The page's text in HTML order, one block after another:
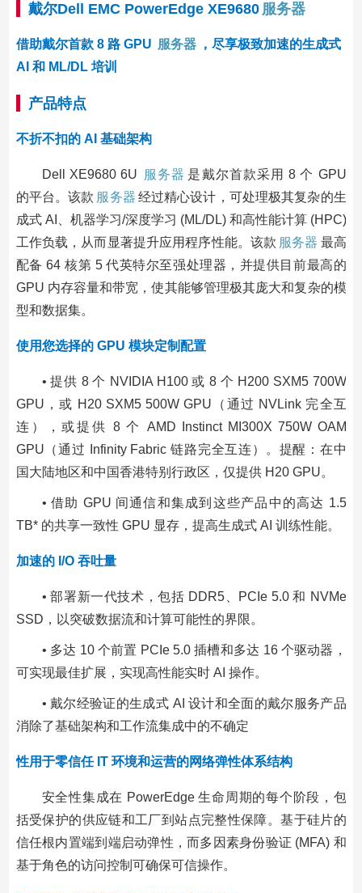
戴尔Dell EMC PowerEdge XE9680 服务器
借助戴尔首款 8 路 GPU 服务器
，尽享极致加速的生成式
AI 和 ML/DL 培训
产品特点
不折不扣的 AI 基础架构
Dell XE9680 6U 服务器 是戴尔首款采用 8 个 GPU
的平台。该款 服务器 经过精心设计，可处理极其复杂的生
成式 AI、机器学习/深度学习 (ML/DL) 和高性能计算 (HPC)
工作负载，从而显著提升应用程序性能。该款 服务器 最高
配备 64 核第 5 代英特尔至强处理器，并提供目前最高的
GPU 内存容量和带宽，使其能够管理极其庞大和复杂的模
型和数据集。
使用您选择的 GPU 模块定制配置
• 提供 8 个 NVIDIA H100 或 8 个 H200 SXM5 700W
GPU，或 H20 SXM5 500W GPU（通过 NVLink 完全互
连），或提供 8 个 AMD Instinct MI300X 750W OAM
GPU（通过 Infinity Fabric 链路完全互连）。提醒：在中
国大陆地区和中国香港特别行政区，仅提供 H20 GPU。
• 借助 GPU 间通信和集成到这些产品中的高达 1.5
TB* 的共享一致性 GPU 显存，提高生成式 AI 训练性能。
加速的 I/O 吞吐量
• 部署新一代技术，包括 DDR5、PCIe 5.0 和 NVMe
SSD，以突破数据流和计算可能性的界限。
• 多达 10 个前置 PCIe 5.0 插槽和多达 16 个驱动器，
可实现最佳扩展，实现高性能实时 AI 操作。
• 戴尔经验证的生成式 AI 设计和全面的戴尔服务产品
消除了基础架构和工作流集成中的不确定
性用于零信任 IT 环境和运营的网络弹性体系结构
安全性集成在 PowerEdge 生命周期的每个阶段，包
括受保护的供应链和工厂到站点完整性保障。基于硅片的
信任根内置端到端启动弹性，而多因素身份验证 (MFA) 和
基于角色的访问控制可确保可信操作。